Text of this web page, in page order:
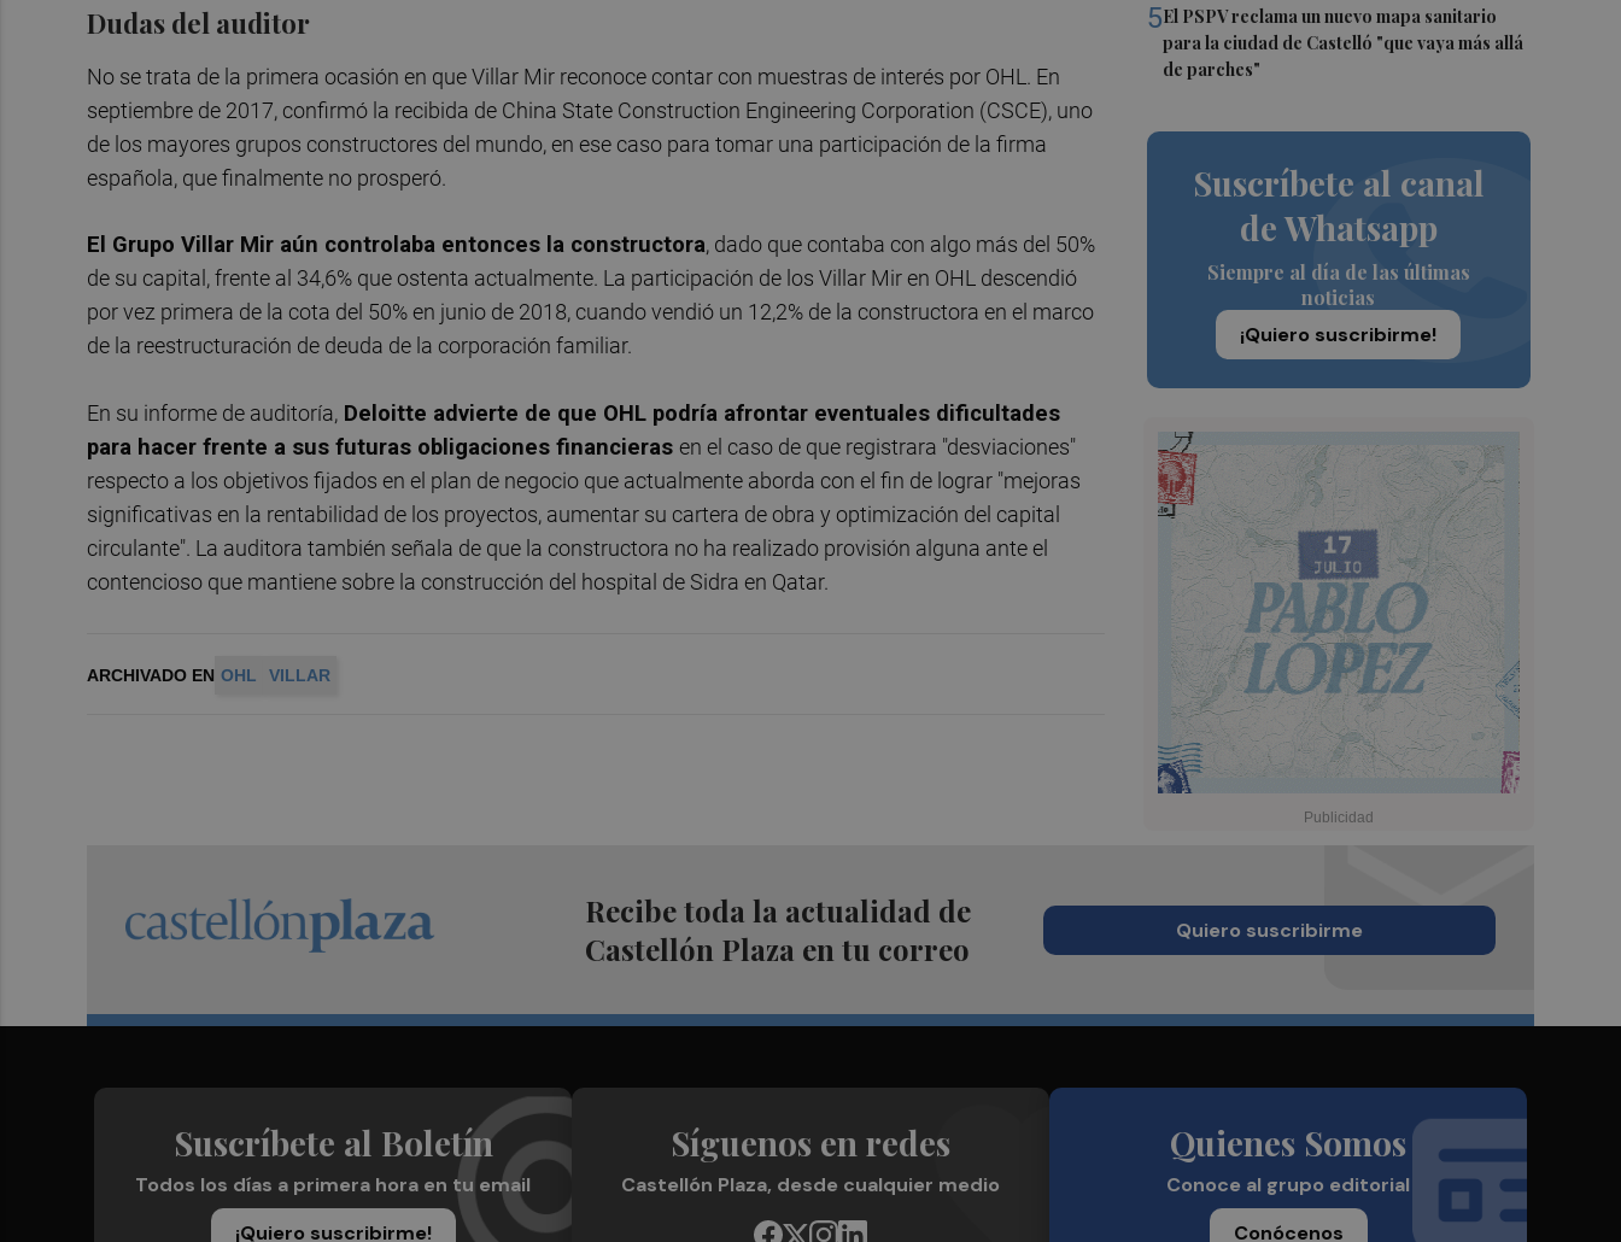
5El PSPV reclama un nuevo mapa sanitario
para la ciudad de Castelló "que vaya más allá
de parches"
Suscríbete al canal
de Whatsapp
Siempre al día de las últimas
noticias
¡Quiero suscribirme!
Dudas del auditor
No se trata de la primera ocasión en que Villar Mir reconoce contar con muestras de interés por OHL. En
septiembre de 2017, confirmó la recibida de China State Construction Engineering Corporation (CSCE), uno
de los mayores grupos constructores del mundo, en ese caso para tomar una participación de la firma
española, que finalmente no prosperó.
El Grupo Villar Mir aún controlaba entonces la constructora, dado que contaba con algo más del 50%
de su capital, frente al 34,6% que ostenta actualmente. La participación de los Villar Mir en OHL descendió
por vez primera de la cota del 50% en junio de 2018, cuando vendió un 12,2% de la constructora en el marco
de la reestructuración de deuda de la corporación familiar.
En su informe de auditoría, Deloitte advierte de que OHL podría afrontar eventuales dificultades
para hacer frente a sus futuras obligaciones financieras en el caso de que registrara "desviaciones"
respecto a los objetivos fijados en el plan de negocio que actualmente aborda con el fin de lograr "mejoras
significativas en la rentabilidad de los proyectos, aumentar su cartera de obra y optimización del capital
circulante". La auditora también señala de que la constructora no ha realizado provisión alguna ante el
contencioso que mantiene sobre la construcción del hospital de Sidra en Qatar.
ARCHIVADO EN OHL VILLAR
Recibe toda la actualidad de
Castellón Plaza en tu correo
Quiero suscribirme
Suscríbete al Boletín
Todos los días a primera hora en tu email
¡Quiero suscribirme!
Síguenos en redes
Castellón Plaza, desde cualquier medio
Quienes Somos
Conoce al grupo editorial
Conócenos